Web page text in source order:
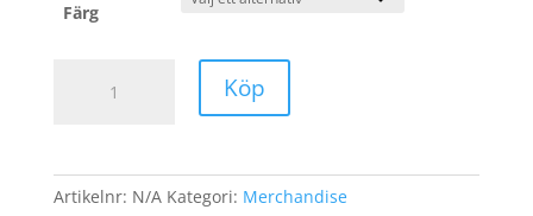
Färg
Köp
Artikelnr: N/A Kategori: Merchandise